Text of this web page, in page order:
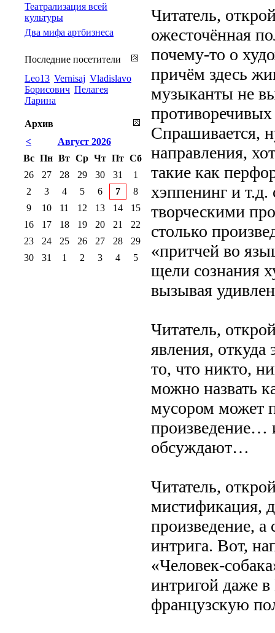
Читатель,
ожесточённая
почему-то о
причём здесь
музыканты не
Спрашивается,
направления,
такие как
хэппенинг и
творческими
столько
«притчей во
щели сознания
вызывая
Читатель,
явления, откуда
то, что никто,
можно назвать
мусором может
произведение…
обсуждают…
Читатель,
мистификация,
произведение, а
интрига. Вот,
«Человек-
интригой даже
французскую
Театрализация всей
культуры
Два мифа артбизнеса
Последние посетители
Leo13 Vernisaj Vladislavo
Борисович Пелагея
Ларина
Архив
<
Август 2026
Вс Пн Вт Ср Чт Пт Сб
26
27 28 29 30 31
1
2
3 4 5 6 7
8
9
10 11 12 13 14
15
16
17 18 19 20 21
22
23
24 25 26 27 28
29
30
31 1 2 3 4 5